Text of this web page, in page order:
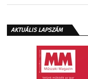
AKTUÁLIS LAPSZÁM